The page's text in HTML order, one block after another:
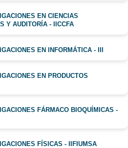
EN CIENCIAS
Y AUDITORÍA - IICCFA
EN INFORMÁTICA - III
EN PRODUCTOS
FÁRMACO BIOQUÍMICAS -
FÍSICAS - IIFIUMSA